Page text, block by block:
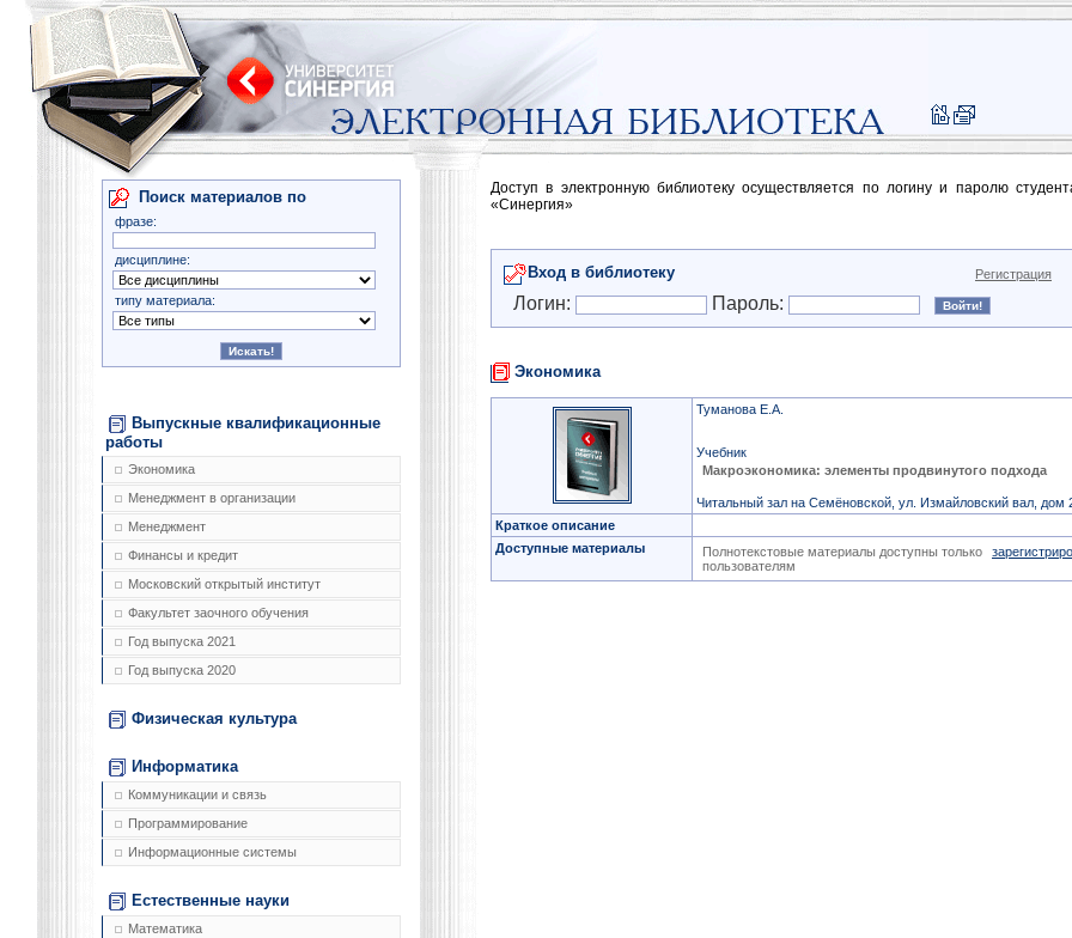
Поиск материалов по
фразе:
дисциплине:
типу материала:
Выпускные квалификационные
работы
Экономика
Менеджмент в организации
Менеджмент
Финансы и кредит
Московский открытый институт
Факультет заочного обучения
Год выпуска 2021
Год выпуска 2020
Физическая культура
Информатика
Коммуникации и связь
Программирование
Информационные системы
Естественные науки
Математика
Доступ в электронную библиотеку осуществляется по логину и паролю
«Синергия»
Вход в библиотеку Регистрация
Логин: Пароль:
Экономика
Туманова Е.А.
Учебник
Макроэкономика: элементы продвинутого подхода
Читальный зал на Семёновской, ул. Измайловский вал, дом
Краткое описание
Доступные материалы
Полнотекстовые материалы доступны только
пользователям